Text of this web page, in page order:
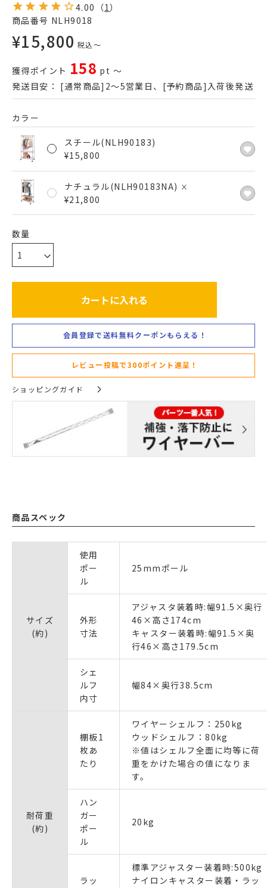
4.00 （1）
商品番号 NLH9018
¥15,800 税込〜
獲得ポイント 158 pt 〜
発送目安： [通常商品]2～5営業日、[予約商品]入荷後発送
カラー
スチール(NLH90183)
¥15,800
ナチュラル(NLH90183NA) ×
¥21,800
カートに入れる
会員登録で送料無料クーポンもらえる！
レビュー投稿で300ポイント進呈！
ショッピングガイド
商品スペック
サイズ
(約)
使用
ポー
ル
25mmポール
外形
寸法
アジャスタ装着時:幅91.5×奥行
46×高さ174cm
キャスター装着時:幅91.5×奥
行46×高さ179.5cm
シェ
ルフ
内寸
幅84×奥行38.5cm
耐荷重
(約)
棚板1
枚あ
たり
ワイヤーシェルフ：250kg
ウッドシェルフ：80kg
※値はシェルフ全面に均等に荷
重をかけた場合の値になりま
す。
ハン
ガー
ポー
ル
20kg
ラッ
標準アジャスター装着時:500kg
ナイロンキャスター装着・ラッ